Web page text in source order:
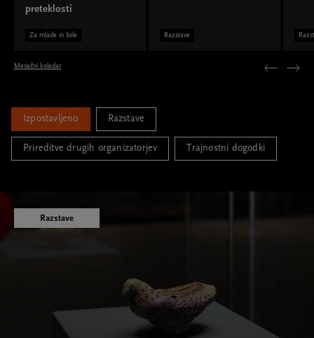
preteklosti
Za mlade in šole Razstave
Mesečni koledar
Izpostavljeno Razstave
Prireditve drugih organizatorjev Trajnostni dogodki
Razstave